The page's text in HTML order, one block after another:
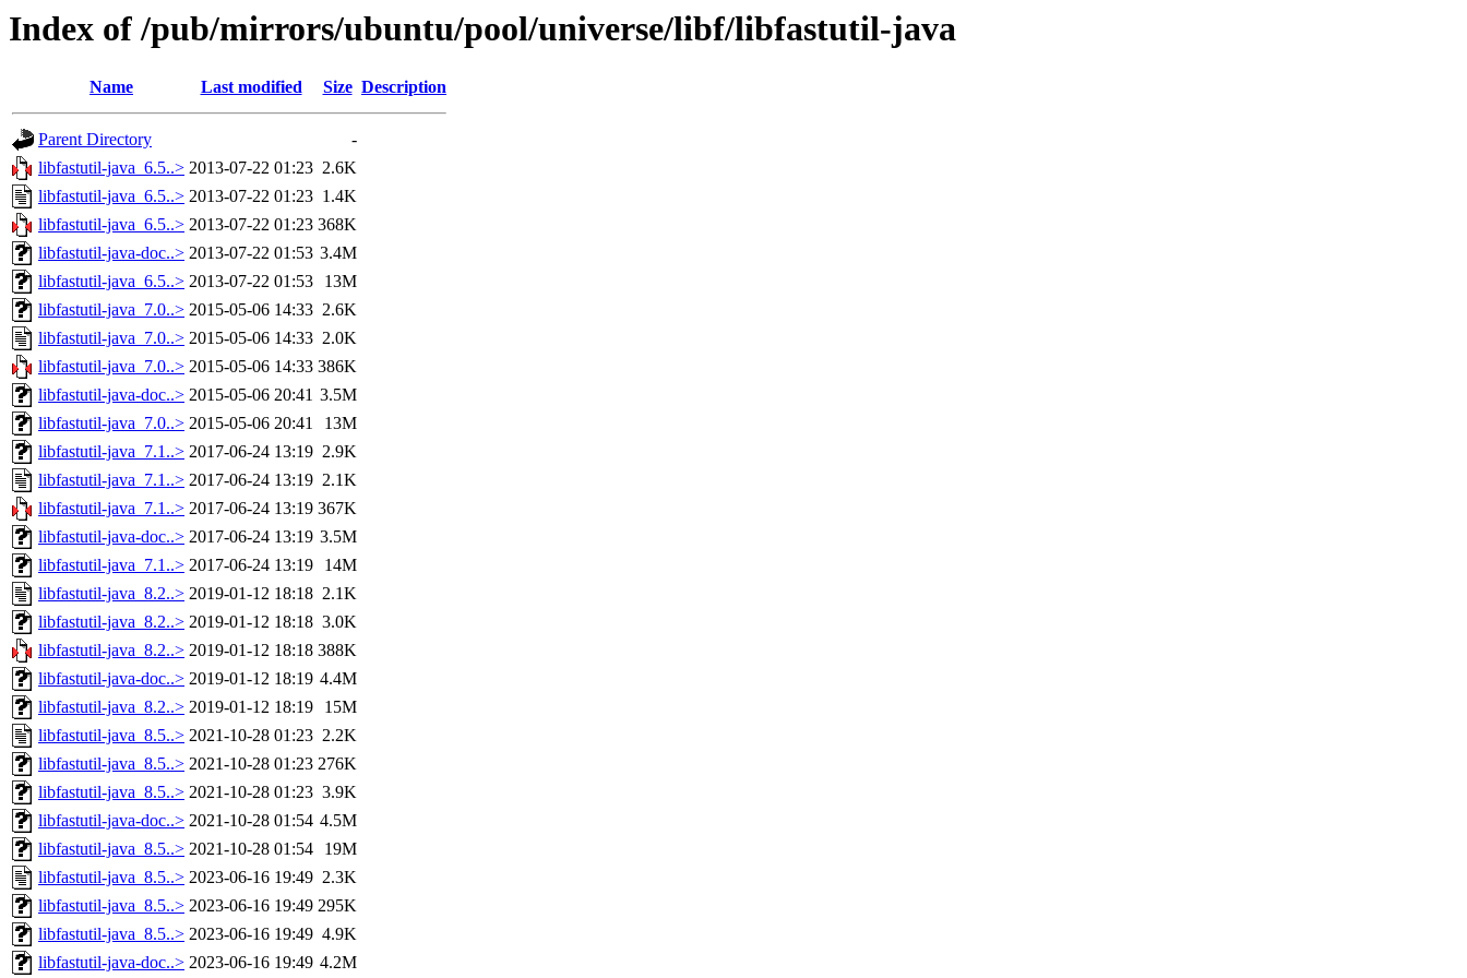
Index of /pub/mirrors/ubuntu/pool/universe/libf/libfastutil-java
Name Last modified Size Description
Parent Directory
-
libfastutil-java_6.5..> 2013-07-22 01:23 2.6K
libfastutil-java_6.5..> 2013-07-22 01:23 1.4K
libfastutil-java_6.5..> 2013-07-22 01:23 368K
libfastutil-java-doc..> 2013-07-22 01:53 3.4M
libfastutil-java_6.5..> 2013-07-22 01:53
13M
libfastutil-java_7.0..> 2015-05-06 14:33 2.6K
libfastutil-java_7.0..> 2015-05-06 14:33 2.0K
libfastutil-java_7.0..> 2015-05-06 14:33 386K
libfastutil-java-doc..> 2015-05-06 20:41 3.5M
libfastutil-java_7.0..> 2015-05-06 20:41
13M
libfastutil-java_7.1..> 2017-06-24 13:19 2.9K
libfastutil-java_7.1..> 2017-06-24 13:19 2.1K
libfastutil-java_7.1..> 2017-06-24 13:19 367K
libfastutil-java-doc..> 2017-06-24 13:19 3.5M
libfastutil-java_7.1..> 2017-06-24 13:19
14M
libfastutil-java_8.2..> 2019-01-12 18:18 2.1K
libfastutil-java_8.2..> 2019-01-12 18:18 3.0K
libfastutil-java_8.2..> 2019-01-12 18:18 388K
libfastutil-java-doc..> 2019-01-12 18:19 4.4M
libfastutil-java_8.2..> 2019-01-12 18:19
15M
libfastutil-java_8.5..> 2021-10-28 01:23 2.2K
libfastutil-java_8.5..> 2021-10-28 01:23 276K
libfastutil-java_8.5..> 2021-10-28 01:23 3.9K
libfastutil-java-doc..> 2021-10-28 01:54 4.5M
libfastutil-java_8.5..> 2021-10-28 01:54
19M
libfastutil-java_8.5..> 2023-06-16 19:49 2.3K
libfastutil-java_8.5..> 2023-06-16 19:49 295K
libfastutil-java_8.5..> 2023-06-16 19:49 4.9K
libfastutil-java-doc..> 2023-06-16 19:49 4.2M